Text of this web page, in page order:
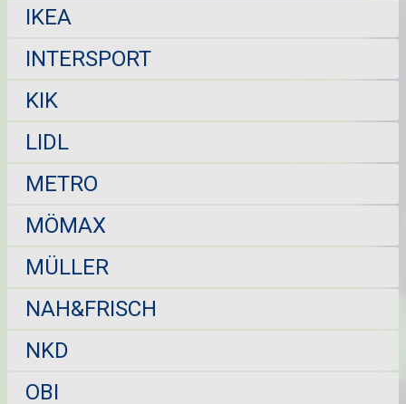
IKEA
INTERSPORT
KIK
LIDL
METRO
MÖMAX
MÜLLER
NAH&FRISCH
NKD
OBI